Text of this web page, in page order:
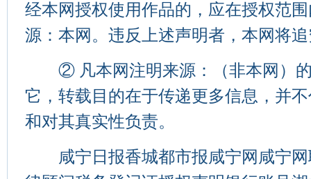
经本网授权使用作品的，应在授权范
源：本网。违反上述声明者，本网将
② 凡本网注明来源：（非本网）的
它，转载目的在于传递更多信息，并
和对其真实性负责。
咸宁日报香城都市报咸宁网咸宁网